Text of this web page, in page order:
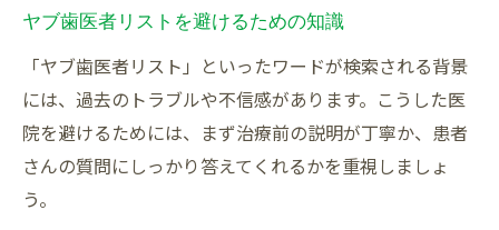
ヤブ歯医者リストを避けるための知識
「ヤブ歯医者リスト」といったワードが検索される背景
には、過去のトラブルや不信感があります。こうした医
院を避けるためには、まず治療前の説明が丁寧か、患者
さんの質問にしっかり答えてくれるかを重視しましょ
う。